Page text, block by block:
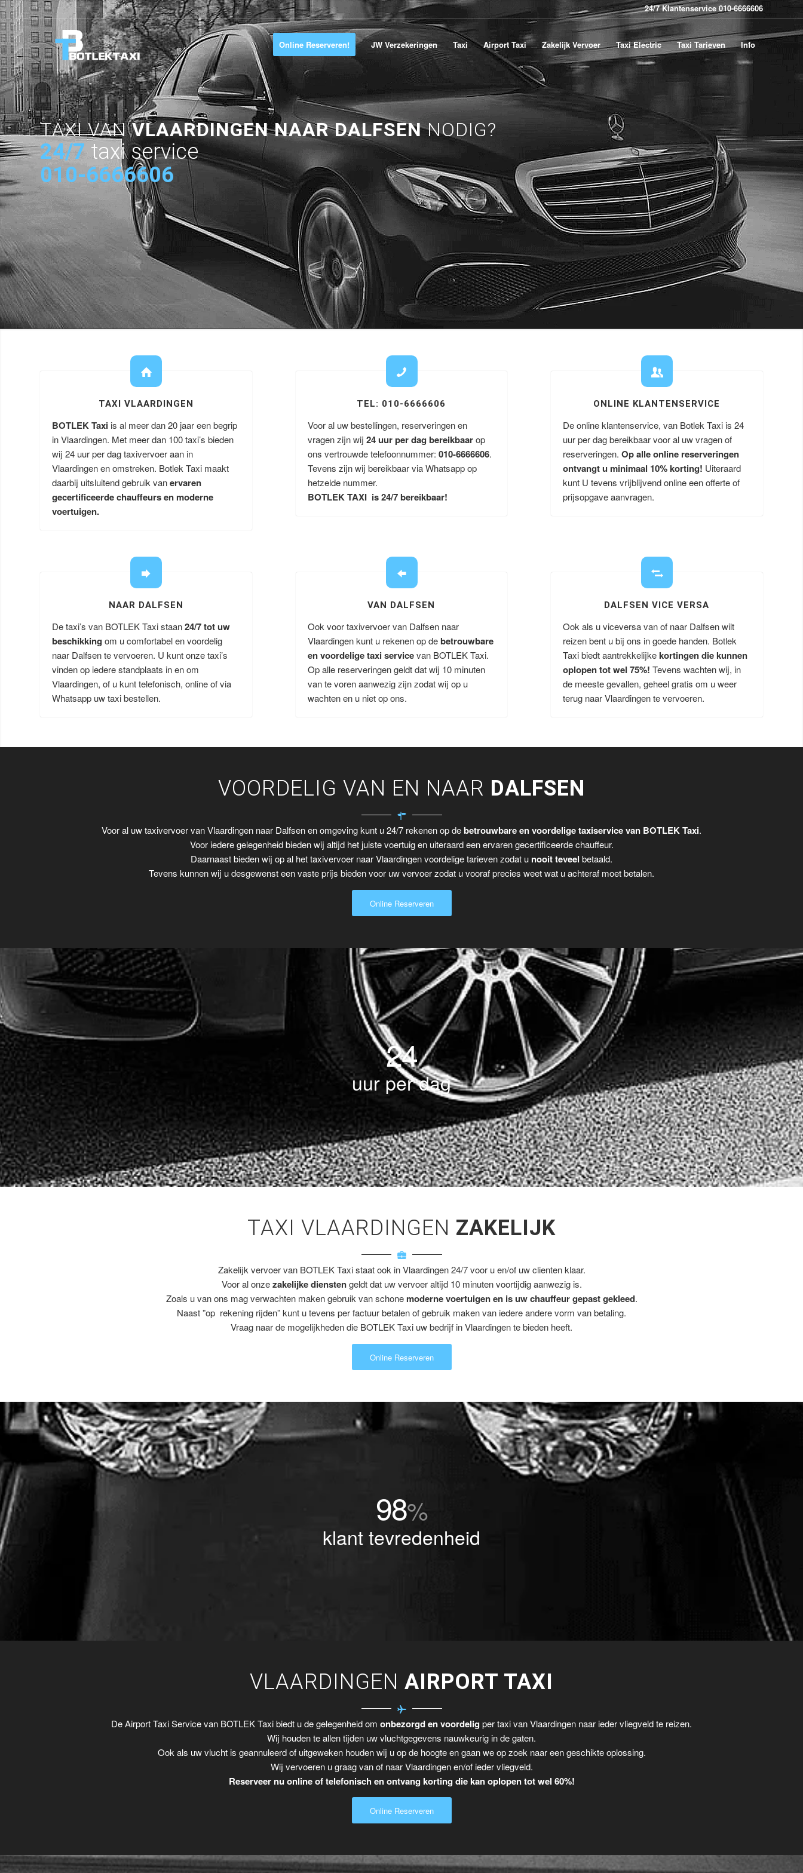
24/7 Klantenservice 010-6666606
Online Reserveren! JW Verzekeringen Taxi Airport Taxi Zakelijk Vervoer Taxi Electric Taxi Tarieven Info
TAXI VANVLAARDINGEN NAAR DALFSENNODIG?
24/7 taxi service
010-6666606
TAXI VLAARDINGEN
BOTLEK Taxi is al meer dan 20 jaar een begrip
in Vlaardingen. Met meer dan 100 taxi’s bieden
wij 24 uur per dag taxivervoer aan in
Vlaardingen en omstreken. Botlek Taxi maakt
daarbij uitsluitend gebruik vanervaren
gecertificeerde chauffeurs en moderne
voertuigen.
TEL: 010-6666606
Voor al uw bestellingen, reserveringen en
vragen zijn wij 24 uur per dag bereikbaarop
ons vertrouwde telefoonnummer: 010-6666606.
Tevens zijn wij bereikbaar via Whatsapp op
hetzelde nummer.
BOTLEK TAXI is 24/7 bereikbaar!
ONLINE KLANTENSERVICE
De online klantenservice, van Botlek Taxi is 24
uur per dag bereikbaar voor al uw vragen of
reserveringen.Op alle online reserveringen
ontvangt u minimaal 10% korting! Uiteraard
kunt U tevens vrijblijvend online een offerte of
prijsopgave aanvragen.
NAAR DALFSEN
De taxi’s van BOTLEK Taxi staan24/7 tot uw
beschikking om u comfortabel en voordelig
naar Dalfsen te vervoeren. U kunt onze taxi’s
vinden op iedere standplaats in en om
Vlaardingen, of u kunt telefonisch, online of via
Whatsapp uw taxi bestellen.
VAN DALFSEN
Ook voor taxivervoer van Dalfsen naar
Vlaardingen kunt u rekenen op debetrouwbare
en voordelige taxi servicevan BOTLEK Taxi.
Op alle reserveringen geldt dat wij 10 minuten
van te voren aanwezig zijn zodat wij op u
wachten en u niet op ons.
DALFSEN VICE VERSA
Ook als u viceversa van of naar Dalfsen wilt
reizen bent u bij ons in goede handen. Botlek
Taxi biedt aantrekkelijkekortingen die kunnen
oplopen tot wel 75%!Tevens wachten wij, in
de meeste gevallen, geheel gratis om u weer
terug naar Vlaardingen te vervoeren.
VOORDELIG VAN EN NAAR DALFSEN
Voor al uw taxivervoer van Vlaardingen naar Dalfsen en omgeving kunt u 24/7 rekenen op debetrouwbare en voordelige taxiservice van BOTLEK Taxi.
Voor iedere gelegenheid bieden wij altijd het juiste voertuig en uiteraard een ervaren gecertificeerde chauffeur.
Daarnaast bieden wij op al het taxivervoer naar Vlaardingen voordelige tarieven zodat u nooit teveel betaald.
Tevens kunnen wij u desgewenst een vaste prijs bieden voor uw vervoer zodat u vooraf precies weet wat u achteraf moet betalen.
Online Reserveren
24
uur per dag
TAXI VLAARDINGEN ZAKELIJK
Zakelijk vervoer van BOTLEK Taxi staat ook in Vlaardingen 24/7 voor u en/of uw clienten klaar.
Voor al onzezakelijke dienstengeldt dat uw vervoer altijd 10 minuten voortijdig aanwezig is.
Zoals u van ons mag verwachten maken gebruik van schone moderne voertuigen en is uw chauffeur gepast gekleed.
Naast ”op rekening rijden” kunt u tevens per factuur betalen of gebruik maken van iedere andere vorm van betaling.
Vraag naar de mogelijkheden die BOTLEK Taxi uw bedrijf in Vlaardingen te bieden heeft.
Online Reserveren
98%
klant tevredenheid
VLAARDINGEN AIRPORT TAXI
De Airport Taxi Service van BOTLEK Taxi biedt u de gelegenheid om onbezorgd en voordelig per taxi van Vlaardingen naar ieder vliegveld te reizen.
Wij houden te allen tijden uw vluchtgegevens nauwkeurig in de gaten.
Ook als uw vlucht is geannuleerd of uitgeweken houden wij u op de hoogte en gaan we op zoek naar een geschikte oplossing.
Wij vervoeren u graag van of naar Vlaardingen en/of ieder vliegveld.
Reserveer nu online of telefonisch en ontvang korting die kan oplopen tot wel 60%!
Online Reserveren